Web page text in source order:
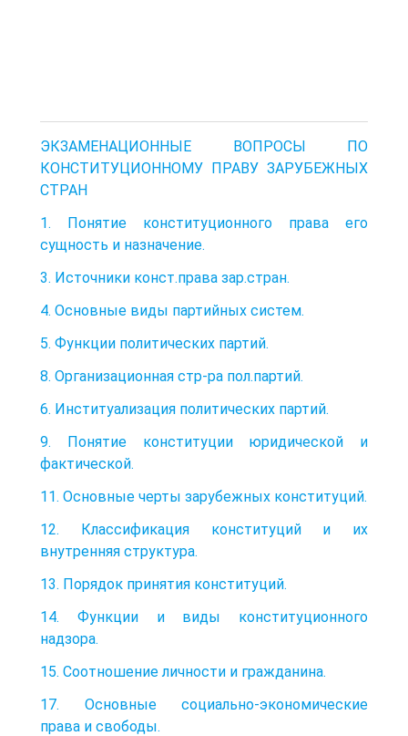
ЭКЗАМЕНАЦИОННЫЕ ВОПРОСЫ ПО
КОНСТИТУЦИОННОМУ ПРАВУ ЗАРУБЕЖНЫХ
СТРАН
1. Понятие конституционного права его
сущность и назначение.
3. Источники конст.права зар.стран.
4. Основные виды партийных систем.
5. Функции политических партий.
8. Организационная стр-ра пол.партий.
6. Институализация политических партий.
9. Понятие конституции юридической и
фактической.
11. Основные черты зарубежных конституций.
12. Классификация конституций и их
внутренняя структура.
13. Порядок принятия конституций.
14. Функции и виды конституционного
надзора.
15. Соотношение личности и гражданина.
17. Основные социально-экономические
права и свободы.